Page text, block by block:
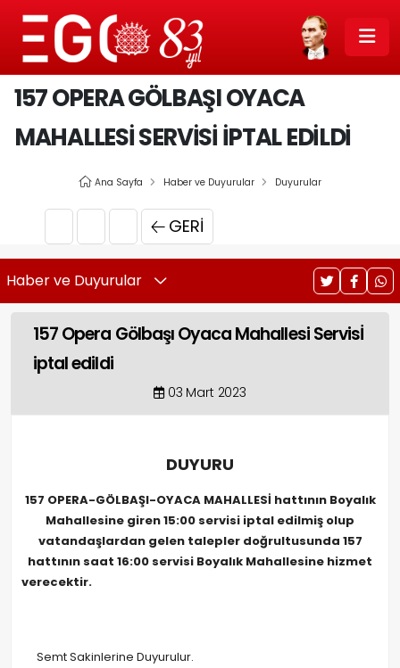
157 OPERA GÖLBAŞI OYACA
MAHALLESI SERVISİ IPTAL EDILDI
Ana Sayfa Haber ve Duyurular Duyurular
GERI
Haber ve Duyurular
157 Opera Gölbaşı Oyaca Mahallesi Servisİ
iptal edildi
03 Mart 2023
DUYURU
157 OPERA-GÖLBAŞI-OYACA MAHALLESİ hattının Boyalık
Mahallesine giren 15:00 servisi iptal edilmiş olup
vatandaşlardan gelen talepler doğrultusunda 157
hattının saat 16:00 servisi Boyalık Mahallesine hizmet
verecektir.
Semt Sakinlerine Duyurulur.